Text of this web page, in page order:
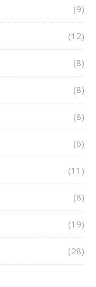
(9)
(12)
(8)
(8)
(8)
(6)
(11)
(8)
(19)
(28)